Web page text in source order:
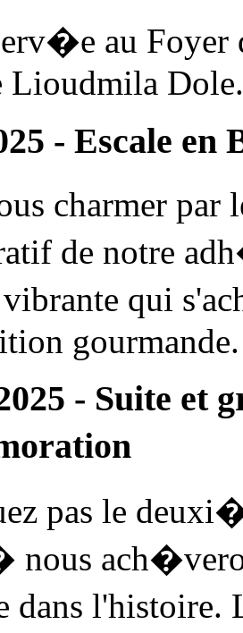
au Foyer
Lioudmila
- Escale en
charmer
de notre
qui
gourmande.
- Suite et
pas le
nous
dans l'histoire.